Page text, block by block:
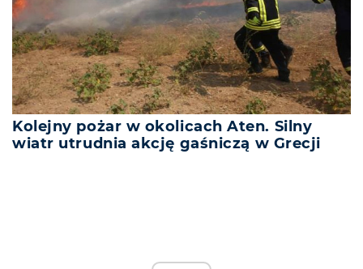
Kolejny pożar w okolicach Aten. Silny
wiatr utrudnia akcję gaśniczą w Grecji